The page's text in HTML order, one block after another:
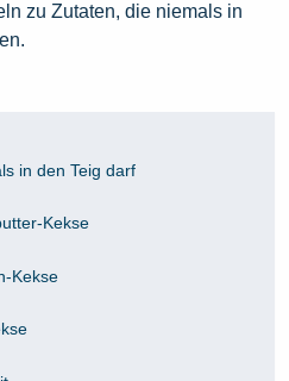
zu Zutaten, die niemals in
in den Teig darf
Kekse
Kekse